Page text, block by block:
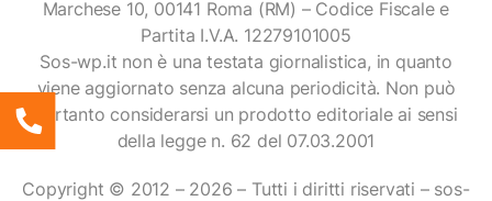
Marchese 10, 00141 Roma (RM) – Codice Fiscale e
Partita I.V.A. 12279101005
Sos-wp.it non è una testata giornalistica, in quanto
viene aggiornato senza alcuna periodicità. Non può
pertanto considerarsi un prodotto editoriale ai sensi
della legge n. 62 del 07.03.2001
Copyright © 2012 – 2026 – Tutti i diritti riservati – sos-